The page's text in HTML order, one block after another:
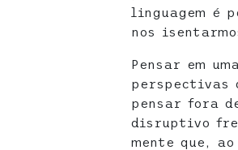
linguagem é
nos
Pensar em
perspectivas
pensar fora
disruptivo
mente que,